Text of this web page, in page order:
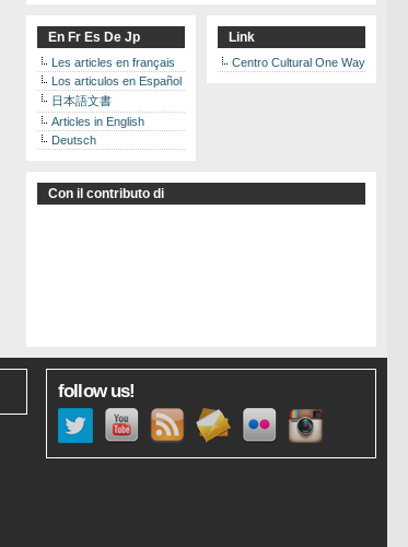
En Fr Es De Jp
Les articles en français
Los articulos en Español
日本語文書
Articles in English
Deutsch
Link
Centro Cultural One Way
Con il contributo di
follow us!